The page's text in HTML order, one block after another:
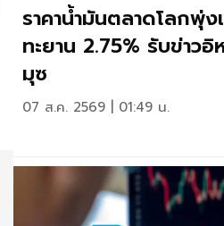
ราคาน้ำมันตลาดโลกพุ่
ทะยาน 2.75% รับข่าว
มุซ
07 ส.ค. 2569 | 01:49 น.